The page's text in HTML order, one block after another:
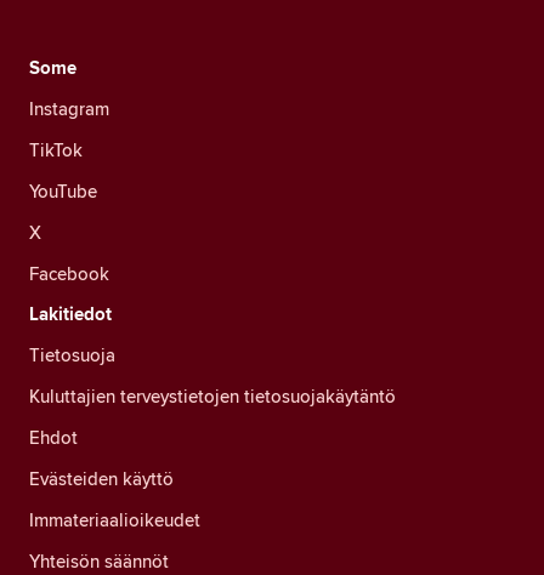
Some
Instagram
TikTok
YouTube
X
Facebook
Lakitiedot
Tietosuoja
Kuluttajien terveystietojen tietosuojakäytäntö
Ehdot
Evästeiden käyttö
Immateriaalioikeudet
Yhteisön säännöt